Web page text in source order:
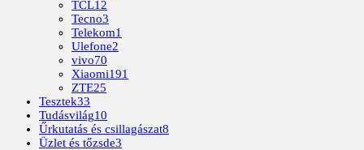
TCL12
Tecno3
Telekom1
Ulefone2
vivo70
Xiaomi191
ZTE25
Tesztek33
Tudásvilág10
Űrkutatás és csillagászat8
Üzlet és tőzsde3